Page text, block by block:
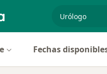
Fechas